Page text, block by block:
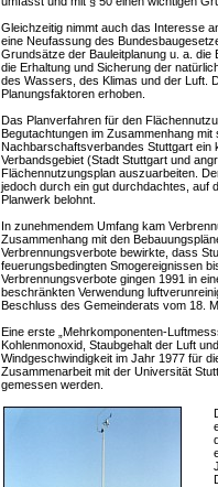
Gleichzeitig nimmt auch das Interesse
eine Neufassung des
Grundsätze der Bauleitplanung u. a.
die Erhaltung und Sicherung der
des Wassers, des Klimas und der Luft.
Planungsfaktoren erhoben.
Das Planverfahren für den
Begutachtungen im Zusammenhang
Nachbarschaftsverbandes Stuttgart ein
Verbandsgebiet (Stadt Stuttgart und
Flächennutzungsplan auszuarbeiten.
jedoch durch ein gut durchdachtes, auf
Planwerk belohnt.
In zunehmendem Umfang kam
Zusammenhang mit den
Verbrennungsverbote bewirkte, dass
feuerungsbedingten Smogereignissen
Verbrennungsverbote gingen 1991 in
beschränkten Verwendung
Beschluss des Gemeinderats vom 18.
Eine erste „Mehrkomponenten-
Kohlenmonoxid, Staubgehalt der Luft
Windgeschwindigkeit im Jahr 1977 für
Zusammenarbeit mit der Universität
gemessen werden.